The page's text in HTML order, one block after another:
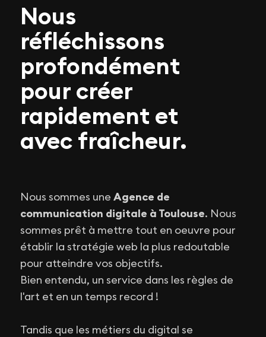
Nous
réfléchissons
profondément
pour créer
rapidement et
avec fraîcheur.
Nous sommes uneAgence de
communication digitale à Toulouse. Nous
sommes prêt à mettre tout en oeuvre pour
établir la stratégie web la plus redoutable
pour atteindre vos objectifs.
Bien entendu, un service dans les règles de
l'art et en un temps record !
Tandis que les métiers du digital se